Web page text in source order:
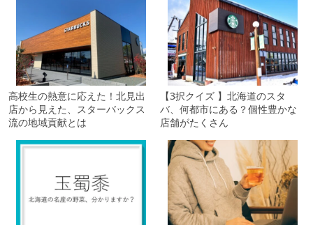
高校生の熱意に応えた！北見出
店から見えた、スターバックス
流の地域貢献とは
【3択クイズ 】北海道のスタ
バ、何都市にある？個性豊かな
店舗がたくさん